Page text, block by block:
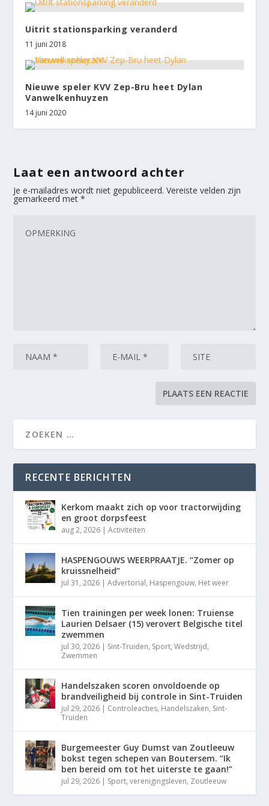
Uitrit stationsparking veranderd
11 juni 2018
Nieuwe speler KVV Zep-Bru heet Dylan
Vanwelkenhuyzen
14 juni 2020
Laat een antwoord achter
Je e-mailadres wordt niet gepubliceerd. Vereiste velden zijn
gemarkeerd met*
RECENTE BERICHTEN
Kerkom maakt zich op voor tractorwijding
en groot dorpsfeest
aug 2, 2026 |Activiteiten
HASPENGOUWS WEERPRAATJE. “Zomer op
kruissnelheid”
jul 31, 2026 |Advertorial, Haspengouw, Het weer
Tien trainingen per week lonen: Truiense
Laurien Delsaer (15) verovert Belgische titel
zwemmen
jul 30, 2026 | Sint-Truiden, Sport,Wedstrijd,
Zwemmen
Handelszaken scoren onvoldoende op
brandveiligheid bij controle in Sint-Truiden
jul 29, 2026 | Controleacties, Handelszaken, Sint-
Truiden
Burgemeester Guy Dumst van Zoutleeuw
bokst tegen schepen van Boutersem. “Ik
ben bereid om tot het uiterste te gaan!”
jul 29, 2026 | Sport,verenigingsleven, Zoutleeuw